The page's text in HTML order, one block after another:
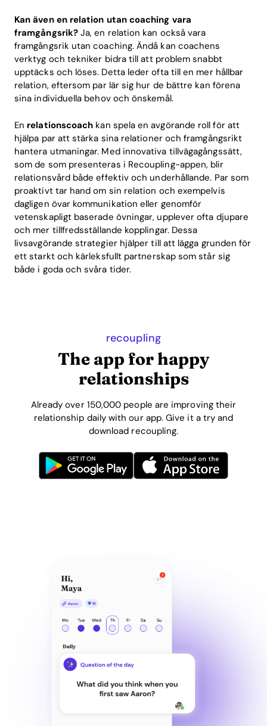
Kan även en relation utan coaching vara
framgångsrik?Ja, en relation kan också vara
framgångsrik utan coaching. Ändå kan coachens
verktyg och tekniker bidra till att problem snabbt
upptäcks och löses. Detta leder ofta till en mer hållbar
relation, eftersom par lär sig hur de bättre kan förena
sina individuella behov och önskemål.
En relationscoach kan spela en avgörande roll för att
hjälpa par att stärka sina relationer och framgångsrikt
hantera utmaningar. Med innovativa tillvägagångssätt,
som de som presenteras i Recoupling-appen, blir
relationsvård både effektiv och underhållande. Par som
proaktivt tar hand om sin relation och exempelvis
dagligen övar kommunikation eller genomför
vetenskapligt baserade övningar, upplever ofta djupare
och mer tillfredsställande kopplingar. Dessa
livsavgörande strategier hjälper till att lägga grunden för
ett starkt och kärleksfullt partnerskap som står sig
både i goda och svåra tider.
recoupling
The app for happy
relationships
Already over 150,000 people are improving their
relationship daily with our app. Give it a try and
download recoupling.